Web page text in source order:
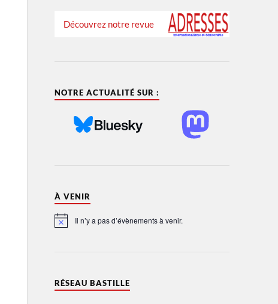
Découvrez notre revue
NOTRE ACTUALITÉ SUR :
À VENIR
Notice Il n’y a pas d’évènements à venir.
RÉSEAU BASTILLE